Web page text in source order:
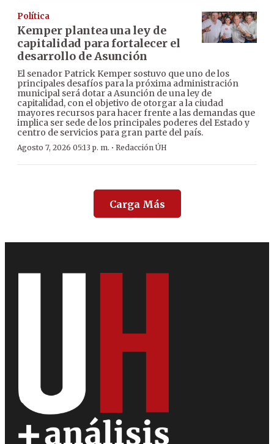
Política
Kemper plantea una ley de
capitalidad para fortalecer el
desarrollo de Asunción
El senador Patrick Kemper sostuvo que uno de los
principales desafíos para la próxima administración
municipal será dotar a Asunción de una ley de
capitalidad, con el objetivo de otorgar a la ciudad
mayores recursos para hacer frente a las demandas que
implica ser sede de los principales poderes del Estado y
centro de servicios para gran parte del país.
Agosto 7, 2026 05:13 p. m. · Redacción ÚH
Carga Más